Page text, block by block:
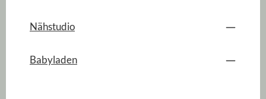
Nähstudio
Babyladen